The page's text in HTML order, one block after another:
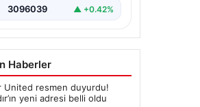
3096039 ▲ +0.42%
Haberler
United resmen duyurdu!
yeni adresi belli oldu